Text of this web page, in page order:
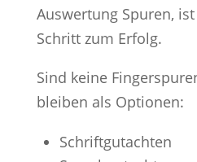
Auswertung Spuren,
Schritt zum Erfolg.
Sind keine
bleiben als Optionen:
Schriftgutachten